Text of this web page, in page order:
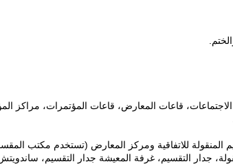
قاعات المعارض، قاعات المؤتمرات، مراكز
المنقولة للاتفاقية ومركز المعارض (تستخدم مكتب
جدار التقسيم، غرفة المعيشة جدار التقسيم،